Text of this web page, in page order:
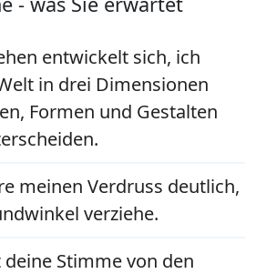
entwickelt sich, ich
in drei Dimensionen
Formen und Gestalten
meinen Verdruss deutlich,
verziehe.
Stimme von den